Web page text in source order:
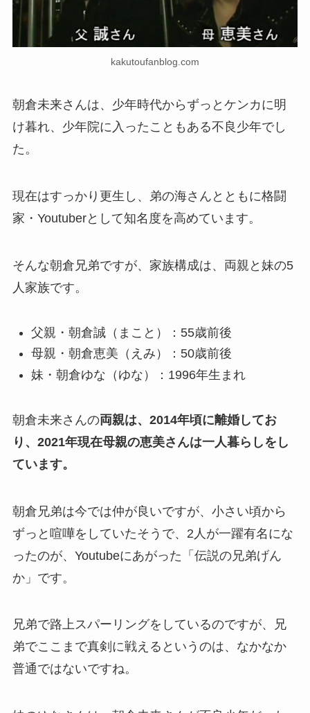
kakutoufanblog.com
朝倉未来さんは、少年時代からずっとケンカに明
け暮れ、少年院に入ったこともある不良少年でし
た。
現在はすっかり更生し、弟の海さんとともに格闘
家・Youtuberとして知名度を高めています。
そんな朝倉兄弟ですが、家族構成は、両親と妹の5
人家族です。
父親・朝倉誠（まこと）：55歳前後
母親・朝倉恵美（えみ）：50歳前後
妹・朝倉ゆな（ゆな）：1996年生まれ
朝倉未来さんの両親は、2014年頃に離婚してお
り、2021年現在母親の恵美さんは一人暮らしをし
ています。
朝倉兄弟は今では仲が良いですが、小さい頃から
ずっと喧嘩をしていたそうで、2人が一躍有名にな
ったのが、Youtubeにあがった「伝説の兄弟げん
か」です。
兄弟で路上スパーリングをしているのですが、兄
弟でここまで真剣に戦えるというのは、なかなか
普通ではないですね。